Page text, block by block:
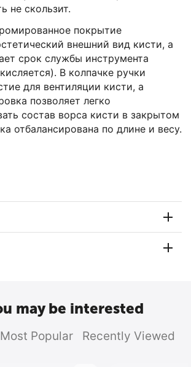
не скользит.
покрытие
внешний вид кисти, а
срок службы инструмента
В колпачке ручки
для вентиляции кисти, а
позволяет легко
состав ворса кисти в закрытом
отбалансирована по длине и весу.
may be interested
Most Popular Recently Viewed